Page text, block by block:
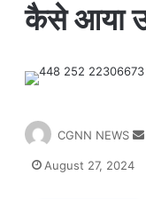
कैसे आया
CGNN NEWS
August 27, 2024